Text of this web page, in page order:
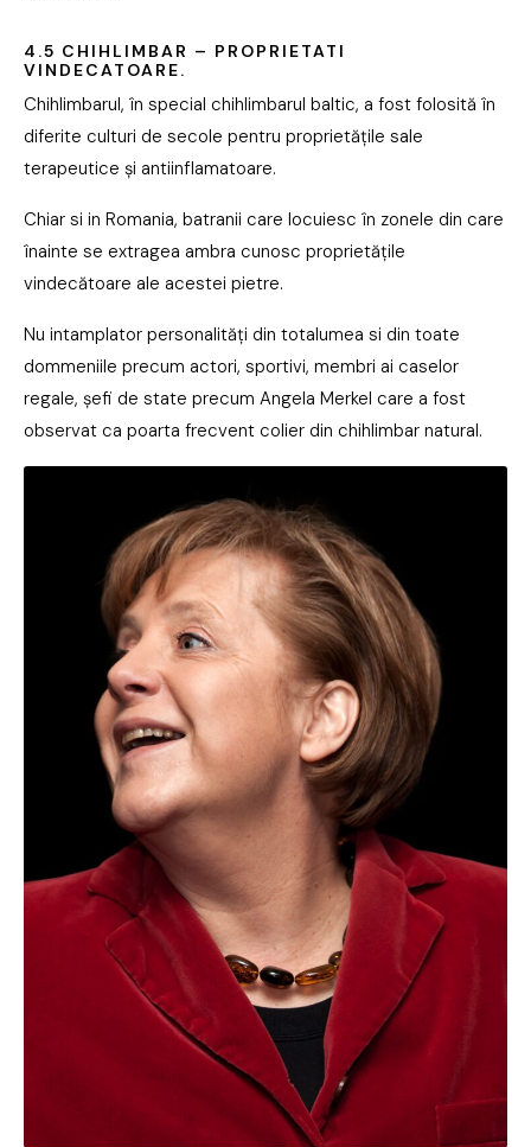
4.5 CHIHLIMBAR – PROPRIETATI
VINDECATOARE.
Chihlimbarul, în special chihlimbarul baltic, a fost folosită în
diferite culturi de secole pentru proprietățile sale
terapeutice și antiinflamatoare.
Chiar si in Romania, batranii care locuiesc în zonele din care
înainte se extragea ambra cunosc proprietățile
vindecătoare ale acestei pietre.
Nu intamplator personalități din totalumea si din toate
dommeniile precum actori, sportivi, membri ai caselor
regale, șefi de state precum Angela Merkel care a fost
observat ca poarta frecvent colier din chihlimbar natural.